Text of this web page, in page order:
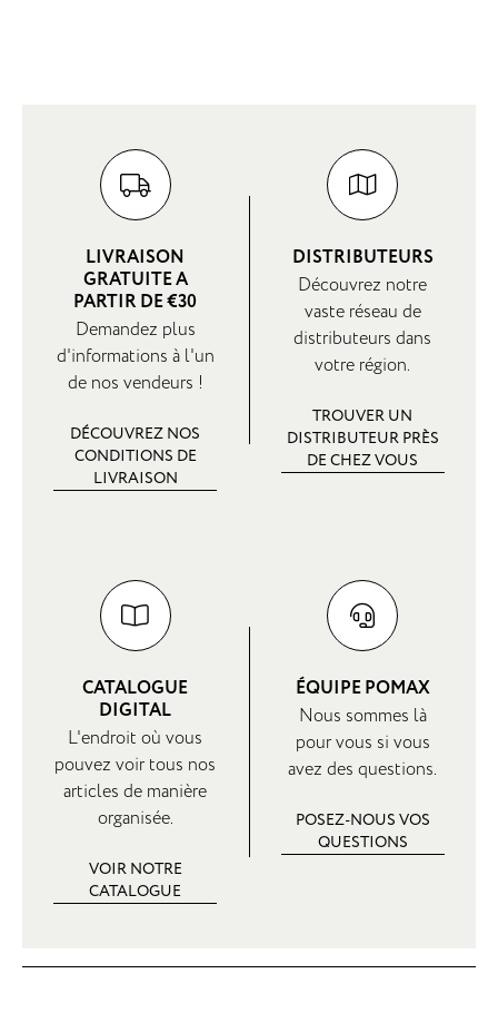
LIVRAISON
GRATUITE A
PARTIR DE €30
Demandez plus
d'informations à l'un
de nos vendeurs !
DÉCOUVREZ NOS
CONDITIONS DE
LIVRAISON
DISTRIBUTEURS
Découvrez notre
vaste réseau de
distributeurs dans
votre région.
TROUVER UN
DISTRIBUTEUR PRÈS
DE CHEZ VOUS
CATALOGUE
DIGITAL
L'endroit où vous
pouvez voir tous nos
articles de manière
organisée.
VOIR NOTRE
CATALOGUE
ÉQUIPE POMAX
Nous sommes là
pour vous si vous
avez des questions.
POSEZ-NOUS VOS
QUESTIONS